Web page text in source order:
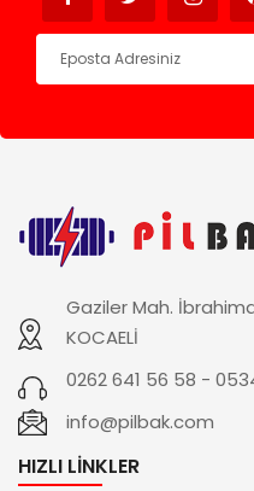
Gaziler Mah.
KOCAELİ
0262 641 56 58 -
info@pilbak.com
HIZLI LINKLER